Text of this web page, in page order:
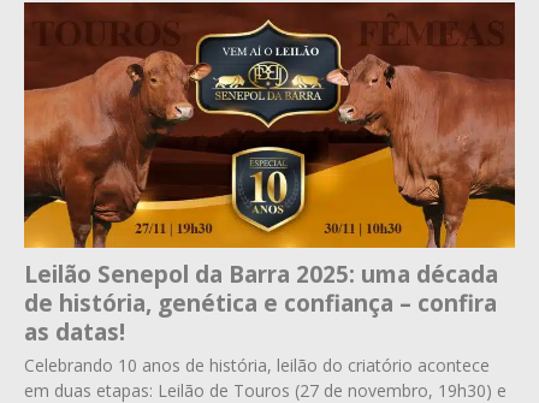
Leilão Senepol da Barra 2025: uma década
de história, genética e confiança – confira
as datas!
Celebrando 10 anos de história, leilão do criatório acontece
em duas etapas: Leilão de Touros (27 de novembro, 19h30) e